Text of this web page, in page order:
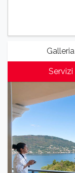
Galleria
Servizi
Previous